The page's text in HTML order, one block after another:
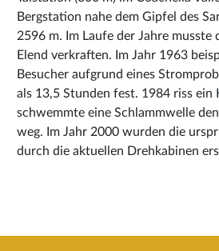
Bergstation nahe dem Gipfel des
2596 m. Im Laufe der Jahre musste
Elend verkraften. Im Jahr 1963
Besucher aufgrund eines
als 13,5 Stunden fest. 1984 riss ein
schwemmte eine Schlammwelle
weg. Im Jahr 2000 wurden die
durch die aktuellen Drehkabinen